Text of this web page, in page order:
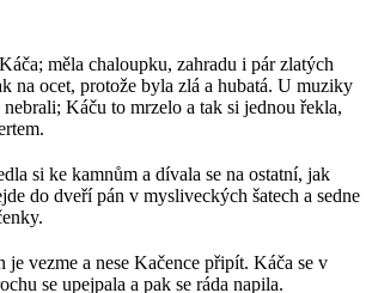
měla chaloupku, zahradu i pár zlatých
na ocet, protože byla zlá a hubatá. U muziky
Káču to mrzelo a tak si jednou řekla,
si ke kamnům a dívala se na ostatní, jak
do dveří pán v mysliveckých šatech a sedne
je vezme a nese Kačence připít. Káča se v
se upejpala a pak se ráda napila.